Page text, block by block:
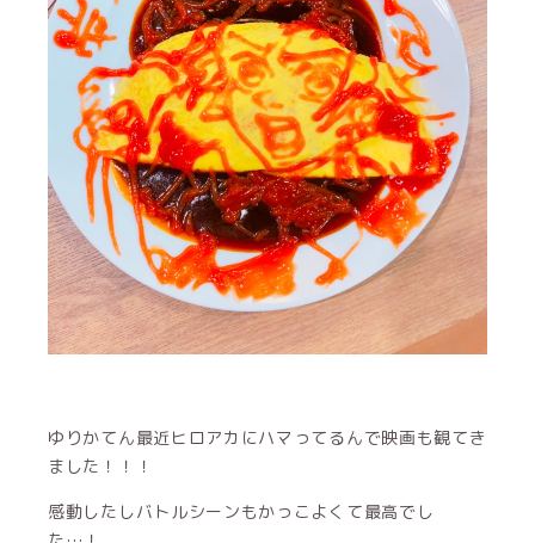
ゆりかてん最近ヒロアカにハマってるんで映画も観てき
ました！！！
感動したしバトルシーンもかっこよくて最高でし